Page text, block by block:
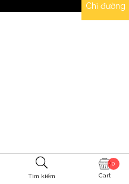
Tìm kiếm
0
Cart
Chỉ đường